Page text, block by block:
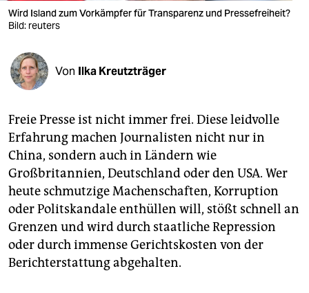
verlag
shop
fragen & hilfe
unterstützen
abo
genossenschaft
epaper login
Wird Island zum Vorkämpfer für Transparenz und Pressefreiheit?
Bild: reuters
Von Ilka Kreutzträger
Freie Presse ist nicht immer frei. Diese leidvolle
Erfahrung machen Journalisten nicht nur in
China, sondern auch in Ländern wie
Großbritannien, Deutschland oder den USA. Wer
heute schmutzige Machenschaften, Korruption
oder Politskandale enthüllen will, stößt schnell an
Grenzen und wird durch staatliche Repression
oder durch immense Gerichtskosten von der
Berichterstattung abgehalten.